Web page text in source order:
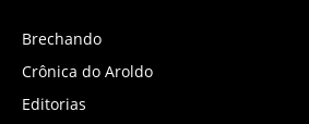
Brechando
Crônica do Aroldo
Editorias